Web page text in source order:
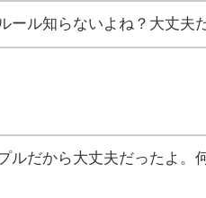
ール知らないよね？大丈夫
ルだから大丈夫だったよ。